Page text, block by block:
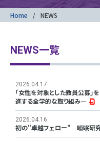
Home NEWS
NEWS一覧
2026.04.17
「女性を対象とした教員公募
進する全学的な取り組み―
2026.04.16
初の"卓越フェロー" 睡眠研